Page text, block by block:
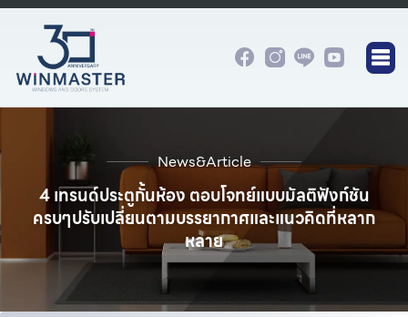
News&Article
4 เทรนด์ประตูกั้นห้อง ตอบโจทย์แบบมัลติฟังก์ชัน
ครบๆปรับเปลี่ยนตามบรรยากาศและแนวคิดที่หลาก
หลาย